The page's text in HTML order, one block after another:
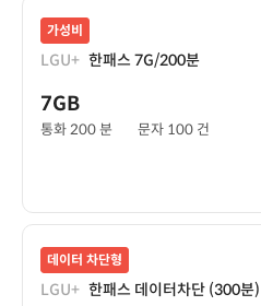
가성비
LGU+ 한패스 7G/200분
7GB
통화 200 분 문자 100 건
데이터 차단형
LGU+ 한패스 데이터차단 (300분)